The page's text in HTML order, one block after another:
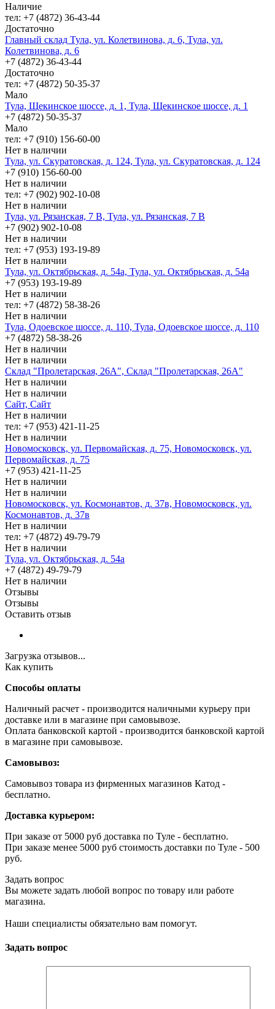
Наличие
тел: +7 (4872) 36-43-44
Достаточно
Главный склад Тула, ул. Колетвинова, д. 6, Тула, ул.
Колетвинова, д. 6
+7 (4872) 36-43-44
Достаточно
тел: +7 (4872) 50-35-37
Мало
Тула, Щекинское шоссе, д. 1, Тула, Щекинское шоссе, д. 1
+7 (4872) 50-35-37
Мало
тел: +7 (910) 156-60-00
Нет в наличии
Тула, ул. Скуратовская, д. 124, Тула, ул. Скуратовская, д. 124
+7 (910) 156-60-00
Нет в наличии
тел: +7 (902) 902-10-08
Нет в наличии
Тула, ул. Рязанская, 7 В, Тула, ул. Рязанская, 7 В
+7 (902) 902-10-08
Нет в наличии
тел: +7 (953) 193-19-89
Нет в наличии
Тула, ул. Октябрьская, д. 54а, Тула, ул. Октябрьская, д. 54а
+7 (953) 193-19-89
Нет в наличии
тел: +7 (4872) 58-38-26
Нет в наличии
Тула, Одоевское шоссе, д. 110, Тула, Одоевское шоссе, д. 110
+7 (4872) 58-38-26
Нет в наличии
Нет в наличии
Склад "Пролетарская, 26А", Склад "Пролетарская, 26А"
Нет в наличии
Нет в наличии
Сайт, Сайт
Нет в наличии
тел: +7 (953) 421-11-25
Нет в наличии
Новомосковск, ул. Первомайская, д. 75, Новомосковск, ул.
Первомайская, д. 75
+7 (953) 421-11-25
Нет в наличии
Нет в наличии
Новомосковск, ул. Космонавтов, д. 37в, Новомосковск, ул.
Космонавтов, д. 37в
Нет в наличии
тел: +7 (4872) 49-79-79
Нет в наличии
Тула, ул. Октябрьская, д. 54а
+7 (4872) 49-79-79
Нет в наличии
Отзывы
Отзывы
Оставить отзыв
Загрузка отзывов...
Как купить
Способы оплаты
Наличный расчет - производится наличными курьеру при
доставке или в магазине при самовывозе.
Оплата банковской картой - производится банковской картой
в магазине при самовывозе.
Самовывоз:
Самовывоз товара из фирменных магазинов Катод -
бесплатно.
Доставка курьером:
При заказе от 5000 руб доставка по Туле - бесплатно.
При заказе менее 5000 руб стоимость доставки по Туле - 500
руб.
Задать вопрос
Вы можете задать любой вопрос по товару или работе
магазина.
Наши специалисты обязательно вам помогут.
Задать вопрос